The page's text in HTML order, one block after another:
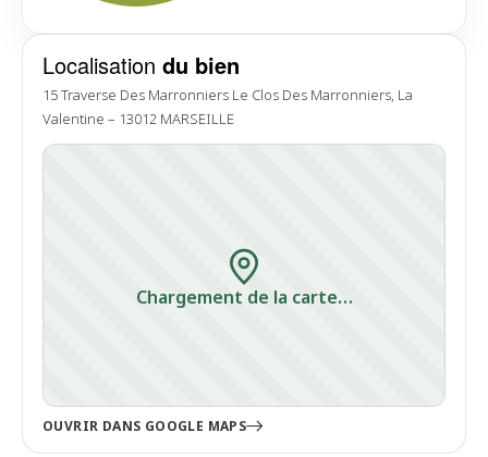
Localisation du bien
15 Traverse Des Marronniers Le Clos Des Marronniers, La
Valentine – 13012 MARSEILLE
Chargement de la carte…
OUVRIR DANS GOOGLE MAPS